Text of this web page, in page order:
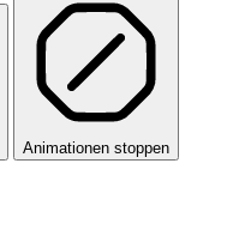
Animationen stoppen